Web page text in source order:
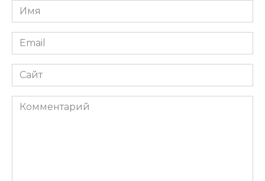
Имя
*
Email
*
Сайт
Комментарий